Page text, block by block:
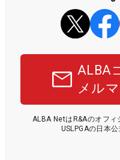
ALBA
メル
ALBA NetはR&Aのオフ
USLPGAの日本